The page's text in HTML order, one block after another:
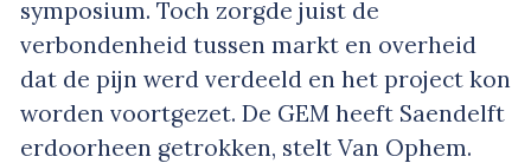
symposium. Toch zorgde juist de
verbondenheid tussen markt en overheid
dat de pijn werd verdeeld en het project kon
worden voortgezet. De GEM heeft Saendelft
erdoorheen getrokken, stelt Van Ophem.